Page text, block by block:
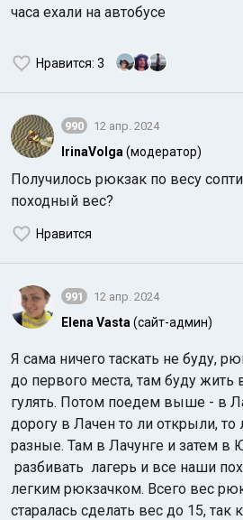
часа ехали на автобусе
Нравится: 3
990 12 апр. 2024
IrinaVolga (модератор)
Получилось рюкзак по весу
походный вес?
Нравится
991 12 апр. 2024
Elena Vasta (сайт-админ)
Я сама ничего таскать не буду,
до первого места, там буду жить
гулять. Потом поедем выше - в
дорогу в Лачен то ли открыли, то
разные. Там в Лачунге и затем в
разбивать лагерь и все наши
легким рюкзачком. Всего вес
старалась сделать вес до 15, так